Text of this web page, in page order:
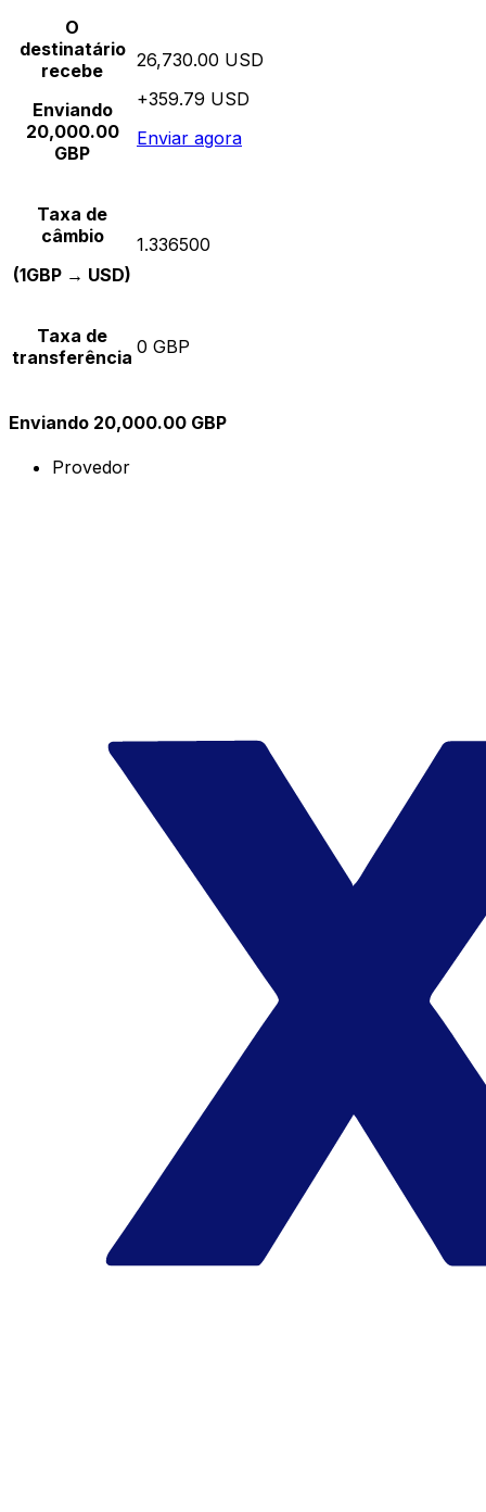
O
destinatário
recebe
Enviando
20,000.00
GBP
26,730.00 USD
+359.79 USD
Enviar agora
Taxa de
câmbio
(1GBP → USD)
1.336500
Taxa de
transferência 0 GBP
Enviando 20,000.00 GBP
Provedor